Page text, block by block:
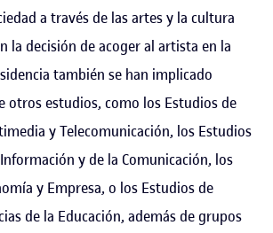
a través de las artes y la cultura
la decisión de acoger al artista en la
también se han implicado
otros estudios, como los Estudios de
y Telecomunicación, los Estudios
y de la Comunicación, los
y Empresa, o los Estudios de
de la Educación, además de grupos